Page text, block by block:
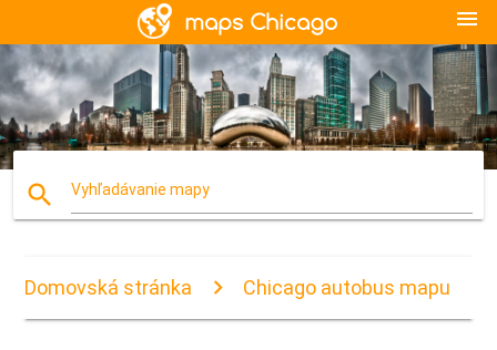
menu
search Vyhľadávanie mapy
Domovská stránka Chicago autobus mapu